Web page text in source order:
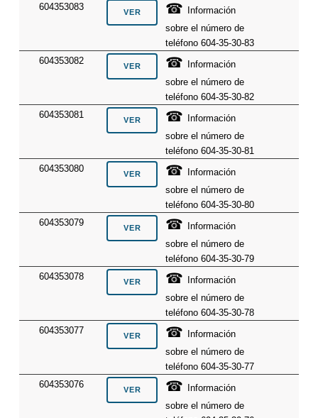
604353083 ☎ Información
sobre el número de
teléfono 604-35-30-83
604353082
☎ Información
sobre el número de
teléfono 604-35-30-82
604353081
☎ Información
sobre el número de
teléfono 604-35-30-81
604353080
☎ Información
sobre el número de
teléfono 604-35-30-80
604353079
☎ Información
sobre el número de
teléfono 604-35-30-79
604353078
☎ Información
sobre el número de
teléfono 604-35-30-78
604353077
☎ Información
sobre el número de
teléfono 604-35-30-77
604353076
☎ Información
sobre el número de